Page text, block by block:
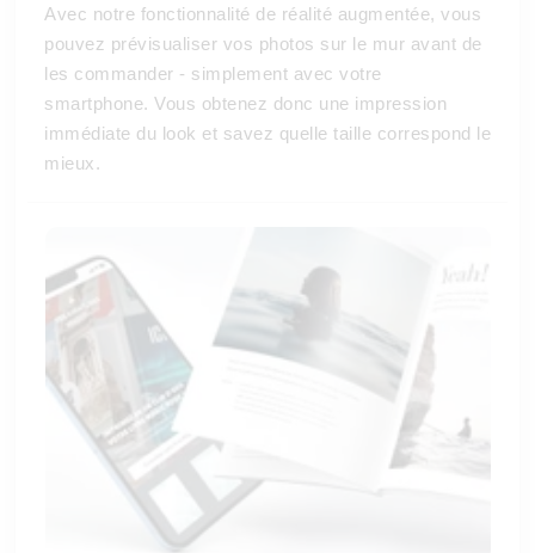
Avec notre fonctionnalité de réalité augmentée, vous
pouvez prévisualiser vos photos sur le mur avant de
les commander - simplement avec votre
smartphone. Vous obtenez donc une impression
immédiate du look et savez quelle taille correspond le
mieux.